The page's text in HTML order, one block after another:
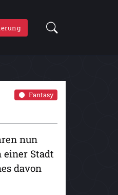
Fantasy
nun
einer Stadt
davon